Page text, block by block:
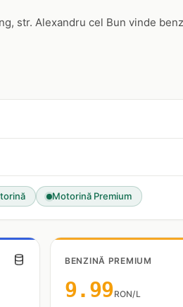
str. Alexandru cel Bun vinde
Motorină Premium
BENZINĂ PREMIUM
9.99RON/L